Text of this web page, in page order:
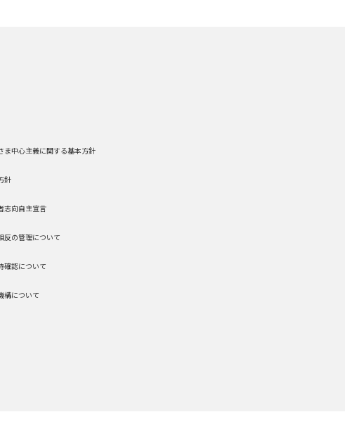
ま中心主義に関する基本方針
針
志向自主宣言
反の管理について
確認について
構について